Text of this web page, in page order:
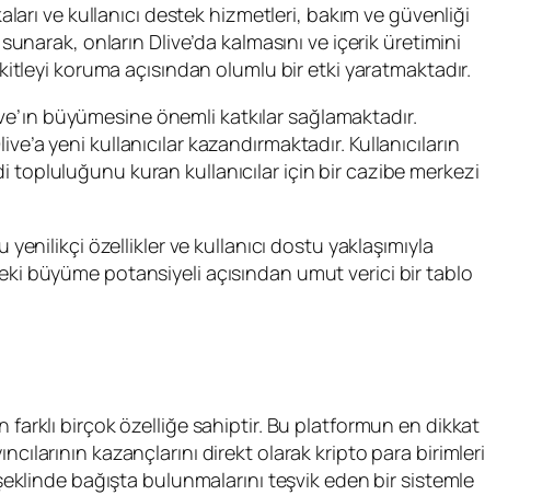
ve kullanıcı destek hizmetleri, bakım ve güvenliği
onların Dlive’da kalmasını ve içerik üretimini
koruma açısından olumlu bir etki yaratmaktadır.
büyümesine önemli katkılar sağlamaktadır.
yeni kullanıcılar kazandırmaktadır. Kullanıcıların
topluluğunu kuran kullanıcılar için bir cazibe merkezi
özellikler ve kullanıcı dostu yaklaşımıyla
büyüme potansiyeli açısından umut verici bir tablo
farklı birçok özelliğe sahiptir. Bu platformun en dikkat
kazançlarını direkt olarak kripto para birimleri
bağışta bulunmalarını teşvik eden bir sistemle